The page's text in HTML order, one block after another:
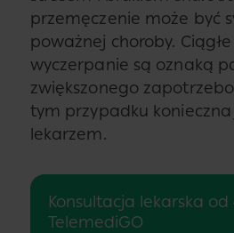
przemęczenie może być
poważnej choroby.
wyczerpanie są oznaką
zwiększonego
tym przypadku
lekarzem.
Konsultacja lekarska od
TelemediGO